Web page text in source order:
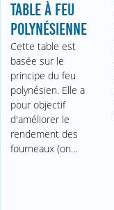
TABLE À FEU
POLYNÉSIENNE
Cette table est
basée sur le
principe du feu
polynésien. Elle a
pour objectif
d'améliorer le
rendement des
fourneaux (on…